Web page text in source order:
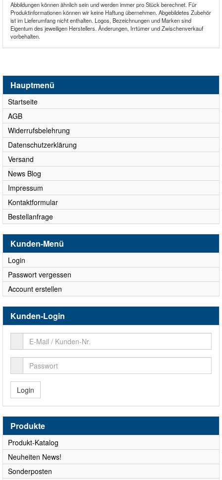
Abbildungen können ähnlich sein und werden immer pro Stück berechnet. Für
Produktinformationen können wir keine Haftung übernehmen. Abgebildetes Zubehör
ist im Lieferumfang nicht enthalten. Logos, Bezeichnungen und Marken sind
Eigentum des jeweiligen Herstellers. Änderungen, Irrtümer und Zwischenverkauf
vorbehalten.
Hauptmenü
Startseite
AGB
Widerrufsbelehrung
Datenschutzerklärung
Versand
News Blog
Impressum
Kontaktformular
Bestellanfrage
Kunden-Menü
Login
Passwort vergessen
Account erstellen
Kunden-Login
Login
Produkte
Produkt-Katalog
Neuheiten News!
Sonderposten